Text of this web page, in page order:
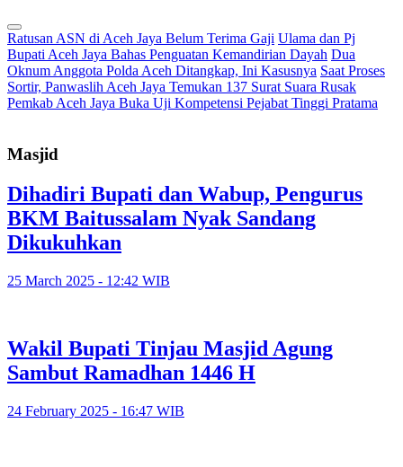
Ratusan ASN di Aceh Jaya Belum Terima Gaji Ulama dan Pj
Bupati Aceh Jaya Bahas Penguatan Kemandirian Dayah Dua
Oknum Anggota Polda Aceh Ditangkap, Ini Kasusnya Saat Proses
Sortir, Panwaslih Aceh Jaya Temukan 137 Surat Suara Rusak
Pemkab Aceh Jaya Buka Uji Kompetensi Pejabat Tinggi Pratama
Masjid
Dihadiri Bupati dan Wabup, Pengurus
BKM Baitussalam Nyak Sandang
Dikukuhkan
25 March 2025 - 12:42 WIB
Wakil Bupati Tinjau Masjid Agung
Sambut Ramadhan 1446 H
24 February 2025 - 16:47 WIB